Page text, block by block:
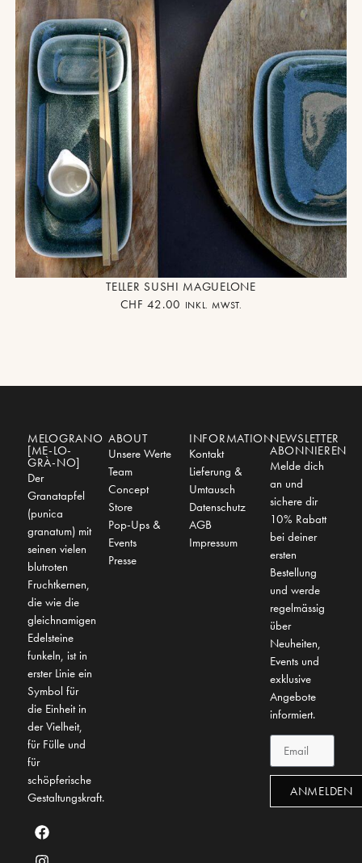
TELLER SUSHI MAGUELONE
CHF 42.00 INKL. MWST.
MELOGRANO
[ME-LO-
GRÀ-NO]
Der
Granatapfel
(punica
granatum) mit
seinen vielen
blutroten
Fruchtkernen,
die wie die
gleichnamigen
Edelsteine
funkeln, ist in
erster Linie ein
Symbol für
die Einheit in
der Vielheit,
für Fülle und
für
schöpferische
Gestaltungskraft.
ABOUT
Unsere Werte
Team
Concept
Store
Pop-Ups &
Events
Presse
INFORMATION
Kontakt
Lieferung &
Umtausch
Datenschutz
AGB
Impressum
NEWSLETTER
ABONNIEREN
Melde dich
an und
sichere dir
10% Rabatt
bei deiner
ersten
Bestellung
und werde
regelmässig
über
Neuheiten,
Events und
exklusive
Angebote
informiert.
ANMELDEN